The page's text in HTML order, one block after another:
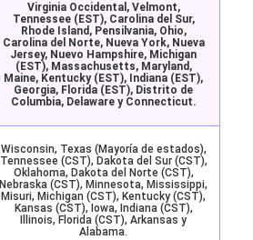
Virginia Occidental, Velmont,
Tennessee (EST), Carolina del Sur,
Rhode Island, Pensilvania, Ohio,
Carolina del Norte, Nueva York, Nueva
Jersey, Nuevo Hampshire, Michigan
(EST), Massachusetts, Maryland,
Maine, Kentucky (EST), Indiana (EST),
Georgia, Florida (EST), Distrito de
Columbia, Delaware y Connecticut.
Wisconsin, Texas (Mayoría de estados),
Tennessee (CST), Dakota del Sur (CST),
Oklahoma, Dakota del Norte (CST),
Nebraska (CST), Minnesota, Mississippi,
Misuri, Michigan (CST), Kentucky (CST),
Kansas (CST), Iowa, Indiana (CST),
Illinois, Florida (CST), Arkansas y
Alabama.